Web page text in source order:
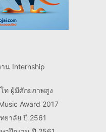
น Internship
ผู้มีศักยภาพสูง
Award 2017
ยาลัย ปี 2561